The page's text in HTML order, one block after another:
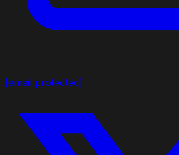
[email protected]